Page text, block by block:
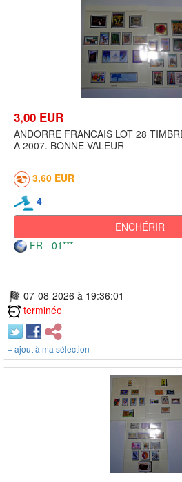
3,00 EUR
ANDORRE FRANCAIS LOT 28
A 2007. BONNE VALEUR
3,60 EUR
4
ENCHÉRIR
FR - 01***
07-08-2026 à 19:36:01
terminée
+ ajout à ma sélection